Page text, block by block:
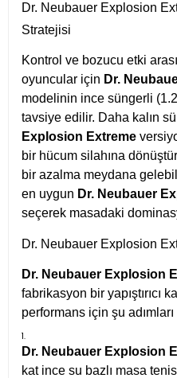
Dr. Neubauer Explosion
Stratejisi
Kontrol ve bozucu etki
oyuncular için Dr.
modelinin ince süngerli
tavsiye edilir. Daha kalın
Explosion Extreme
bir hücum silahına
bir azalma meydana
en uygun Dr. Neubauer
seçerek masadaki
Dr. Neubauer Explosion
Dr. Neubauer Explosion
fabrikasyon bir yapıştırıcı
performans için şu
Dr. Neubauer Explosion
kat ince su bazlı masa tenisi